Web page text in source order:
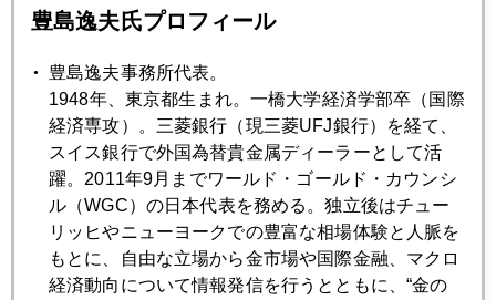
パウエル解任報道で、金市場も大荒れ
2025年07月16日
ＷＧＣが年後半、強気説と弱気説、異例の両論併記
2025年07月15日
参院選挙、海外投資家も注目
豊島逸夫氏プロフィール
豊島逸夫事務所代表。
1948年、東京都生まれ。一橋大学経済学部卒（国際
経済専攻）。三菱銀行（現三菱UFJ銀行）を経て、
スイス銀行で外国為替貴金属ディーラーとして活
躍。2011年9月までワールド・ゴールド・カウンシ
ル（WGC）の日本代表を務める。独立後はチュー
リッヒやニューヨークでの豊富な相場体験と人脈を
もとに、自由な立場から金市場や国際金融、マクロ
経済動向について情報発信を行うとともに、“金の